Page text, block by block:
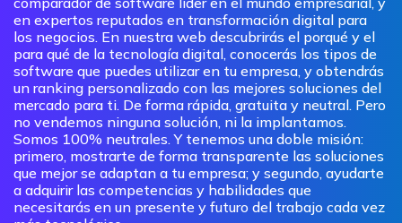
en expertos reputados en transformación digital para
los negocios. En nuestra web descubrirás el porqué y el
para qué de la tecnología digital, conocerás los tipos de
software que puedes utilizar en tu empresa, y obtendrás
un ranking personalizado con las mejores soluciones del
mercado para ti. De forma rápida, gratuita y neutral. Pero
no vendemos ninguna solución, ni la implantamos.
Somos 100% neutrales. Y tenemos una doble misión:
primero, mostrarte de forma transparente las soluciones
que mejor se adaptan a tu empresa; y segundo, ayudarte
a adquirir las competencias y habilidades que
necesitarás en un presente y futuro del trabajo cada vez